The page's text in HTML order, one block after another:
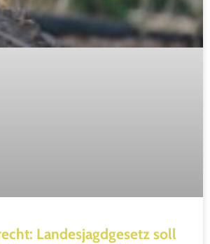
Landesjagdgesetz soll